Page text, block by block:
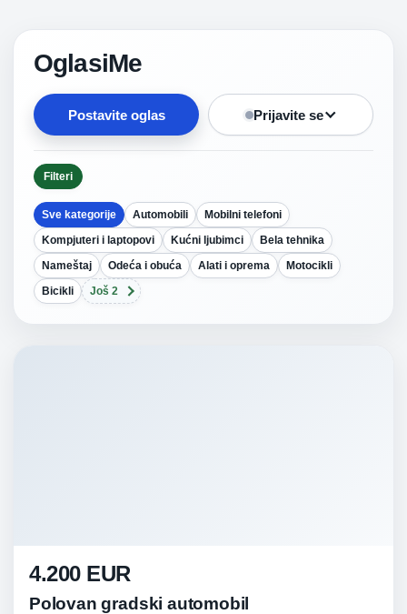
OglasiMe
Postavite oglas Prijavite se
Filteri
Sve kategorije Automobili
Mobilni telefoni
Kompjuteri i laptopovi
Kućni ljubimci
Bela tehnika
Nameštaj
Odeća i obuća Alati i oprema
Motocikli
Bicikli
Još 2
4.200 EUR
Polovan gradski automobil